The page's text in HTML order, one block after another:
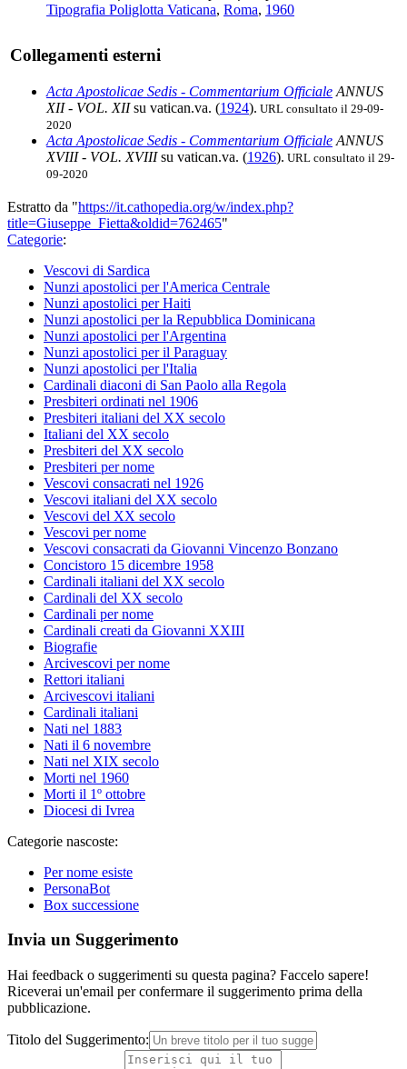
Tipografia Poliglotta Vaticana, Roma, 1960
Collegamenti esterni
Acta Apostolicae Sedis - Commentarium Officiale ANNUS
XII - VOL. XIIsu vatican.va. (1924). URL consultato il 29-09-
2020
Acta Apostolicae Sedis - Commentarium Officiale ANNUS
XVIII - VOL. XVIIIsu vatican.va. (1926). URL consultato il 29-
09-2020
Estratto da "https://it.cathopedia.org/w/index.php?
title=Giuseppe_Fietta&oldid=762465"
Categorie:
Vescovi di Sardica
Nunzi apostolici per l'America Centrale
Nunzi apostolici per Haiti
Nunzi apostolici per la Repubblica Dominicana
Nunzi apostolici per l'Argentina
Nunzi apostolici per il Paraguay
Nunzi apostolici per l'Italia
Cardinali diaconi di San Paolo alla Regola
Presbiteri ordinati nel 1906
Presbiteri italiani del XX secolo
Italiani del XX secolo
Presbiteri del XX secolo
Presbiteri per nome
Vescovi consacrati nel 1926
Vescovi italiani del XX secolo
Vescovi del XX secolo
Vescovi per nome
Vescovi consacrati da Giovanni Vincenzo Bonzano
Concistoro 15 dicembre 1958
Cardinali italiani del XX secolo
Cardinali del XX secolo
Cardinali per nome
Cardinali creati da Giovanni XXIII
Biografie
Arcivescovi per nome
Rettori italiani
Arcivescovi italiani
Cardinali italiani
Nati nel 1883
Nati il 6 novembre
Nati nel XIX secolo
Morti nel 1960
Morti il 1º ottobre
Diocesi di Ivrea
Categorie nascoste:
Per nome esiste
PersonaBot
Box successione
Invia un Suggerimento
Hai feedback o suggerimenti su questa pagina? Faccelo sapere!
Riceverai un'email per confermare il suggerimento prima della
pubblicazione.
Titolo del Suggerimento: